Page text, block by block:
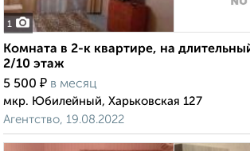
1
Комната в 2-к квартире, на
2/10 этаж
5 500 ₽ в месяц
мкр. Юбилейный, Харьковская 127
Агентство, 19.08.2022